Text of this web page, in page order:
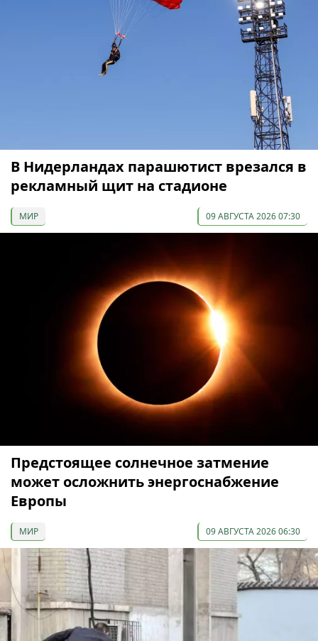
В Нидерландах парашютист врезался в
рекламный щит на стадионе
МИР 09 АВГУСТА 2026 07:30
Предстоящее солнечное затмение
может осложнить энергоснабжение
Европы
МИР 09 АВГУСТА 2026 06:30